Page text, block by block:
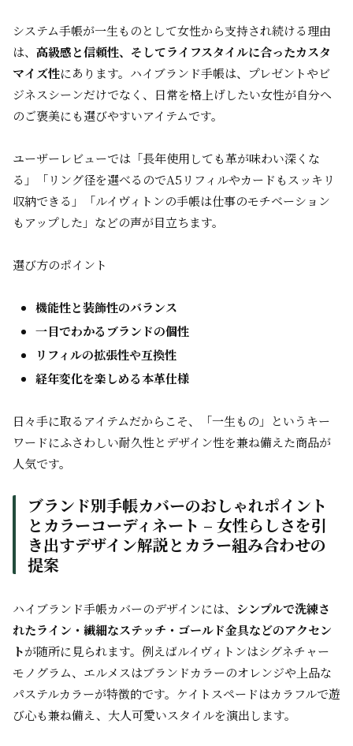
システム手帳が一生ものとして女性から支持され続ける理由
は、 高級感と信頼性、そしてライフスタイルに合ったカスタ
マイズ性にあります。ハイブランド手帳は、プレゼントやビ
ジネスシーンだけでなく、日常を格上げしたい女性が自分へ
のご褒美にも選びやすいアイテムです。
ユーザーレビューでは「長年使用しても革が味わい深くな
る」「リング径を選べるのでA5リフィルやカードもスッキリ
収納できる」「ルイヴィトンの手帳は仕事のモチベーション
もアップした」などの声が目立ちます。
選び方のポイント
機能性と装飾性のバランス
一目でわかるブランドの個性
リフィルの拡張性や互換性
経年変化を楽しめる本革仕様
日々手に取るアイテムだからこそ、「一生もの」というキー
ワードにふさわしい耐久性とデザイン性を兼ね備えた商品が
人気です。
ブランド別手帳カバーのおしゃれポイント
とカラーコーディネート – 女性らしさを引
き出すデザイン解説とカラー組み合わせの
提案
ハイブランド手帳カバーのデザインには、 シンプルで洗練さ
れたライン・繊細なステッチ・ゴールド金具などのアクセン
トが随所に見られます。例えばルイヴィトンはシグネチャー
モノグラム、エルメスはブランドカラーのオレンジや上品な
パステルカラーが特徴的です。ケイトスペードはカラフルで遊
び心も兼ね備え、大人可愛いスタイルを演出します。